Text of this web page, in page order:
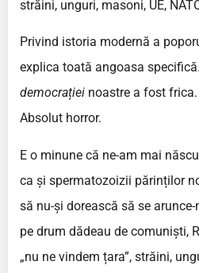
străini, unguri, masoni, UE,
Privind istoria modernă a
explica toată angoasa
democrației noastre a fost frica.
Absolut horror.
E o minune că ne-am mai
ca și spermatozoizii părinților
să nu-și dorească să se
pe drum dădeau de comuniști,
„nu ne vindem țara”, străini,